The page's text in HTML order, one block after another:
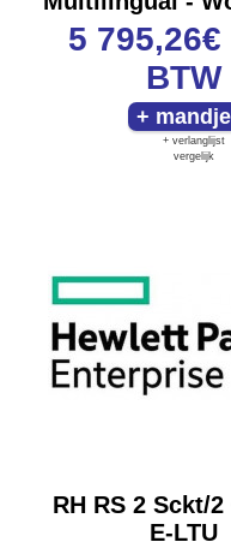
5 795,26€
BTW
+ verlanglijst
vergelijk
RH RS 2 Sckt/
E-LTU